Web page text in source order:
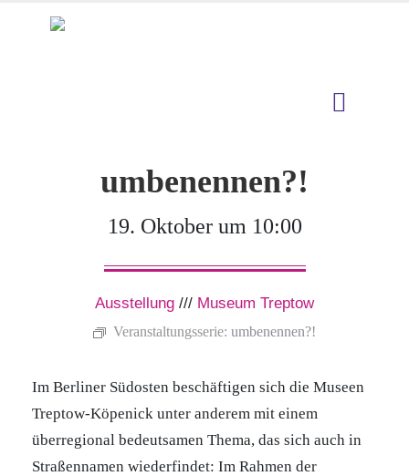
umbenennen?!
19. Oktober um 10:00
Ausstellung /// Museum Treptow
Veranstaltungsserie: umbenennen?!
Im Berliner Südosten beschäftigen sich die Museen
Treptow-Köpenick unter anderem mit einem
überregional bedeutsamen Thema, das sich auch in
Straßennamen wiederfindet: Im Rahmen der